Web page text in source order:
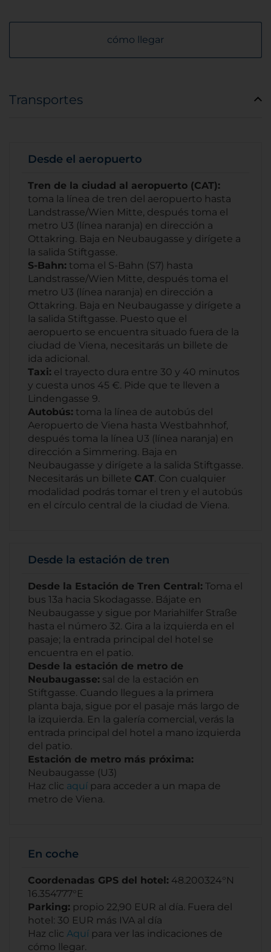
cómo llegar
Transportes
Desde el aeropuerto
Tren de la ciudad al aeropuerto (CAT):
toma la línea de tren del aeropuerto hasta
Landstrasse/Wien Mitte, después toma el
metro U3 (línea naranja) en dirección a
Ottakring. Baja en Neubaugasse y dirígete a
la salida Stiftgasse.
S-Bahn: toma el S-Bahn (S7) hasta
Landstrasse/Wien Mitte, después toma el
metro U3 (línea naranja) en dirección a
Ottakring. Baja en Neubaugasse y dirígete a
la salida Stiftgasse. Puesto que el
aeropuerto se encuentra situado fuera de la
ciudad de Viena, necesitarás un billete de
ida adicional.
Taxi: el trayecto dura entre 30 y 40 minutos
y cuesta unos 45 €. Pide que te lleven a
Lindengasse 9.
Autobús: toma la línea de autobús del
Aeropuerto de Viena hasta Westbahnhof,
después toma la línea U3 (línea naranja) en
dirección a Simmering. Baja en
Neubaugasse y dirígete a la salida Stiftgasse.
Necesitarás un billete CAT. Con cualquier
modalidad podrás tomar el tren y el autobús
en el círculo central de la ciudad de Viena.
Desde la estación de tren
Desde la Estación de Tren Central: Toma el
bus 13a hacia Skodagasse. Bájate en
Neubaugasse y sigue por Mariahilfer Straße
hasta el número 32. Gira a la izquierda en el
pasaje; la entrada principal del hotel se
encuentra en el patio.
Desde la estación de metro de
Neubaugasse: sal de la estación en
Stiftgasse. Cuando llegues a la primera
planta baja, sigue por el pasaje más largo de
la izquierda. En la galería comercial, verás la
entrada principal del hotel a mano izquierda
del patio.
Estación de metro más próxima:
Neubaugasse (U3)
Haz clic aquí para acceder a un mapa de
metro de Viena.
En coche
Coordenadas GPS del hotel: 48.200324°N
16.354777°E
Parking: propio 22,90 EUR al día. Fuera del
hotel: 30 EUR más IVA al día
Haz clic Aquí para ver las indicaciones de
cómo llegar.